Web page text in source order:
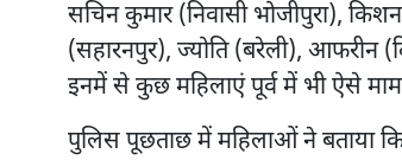
सचिन कुमार (निवासी भोजीपुरा),
(सहारनपुर), ज्योति (बरेली), आफरीन
इनमें से कुछ महिलाएं पूर्व में भी ऐसे
पुलिस पूछताछ में महिलाओं ने बताया